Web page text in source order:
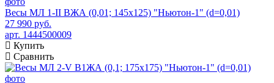
Весы МЛ 1-II ВЖА (0,01; 145х125) "Ньютон-1" (d=0,01)
27 990 руб.
арт. 1444500009
Купить
Сравнить